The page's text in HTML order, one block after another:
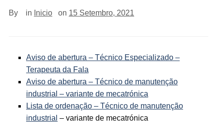
By in Inicio on 15 Setembro, 2021
Aviso de abertura – Técnico Especializado –
Terapeuta da Fala
Aviso de abertura – Técnico de manutenção
industrial – variante de mecatrónica
Lista de ordenação – Técnico de manutenção
industrial – variante de mecatrónica